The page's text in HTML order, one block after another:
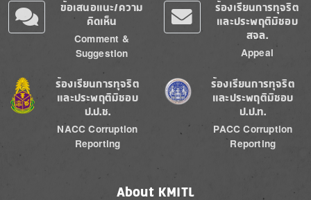
ข้อเสนอแนะ/ความ
คิดเห็น
Comment &
Suggestion
ร้องเรียนการทุจริต
และประพฤติมิชอบ
สจล.
Appeal
Image
ร้องเรียนการทุจริต
และประพฤติมิชอบ
ป.ป.ช.
NACC Corruption
Reporting
Image
ร้องเรียนการทุจริต
และประพฤติมิชอบ
ป.ป.ท.
PACC Corruption
Reporting
About KMITL